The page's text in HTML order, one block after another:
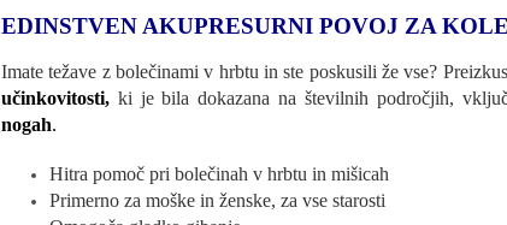
EDINSTVEN AKUPRESURNI POVOJ ZA
Imate težave z bolečinami v hrbtu in ste poskusili že vse?
učinkovitosti, ki je bila dokazana na številnih področjih,
nogah.
Hitra pomoč pri bolečinah v hrbtu in mišicah
Primerno za moške in ženske, za vse starosti